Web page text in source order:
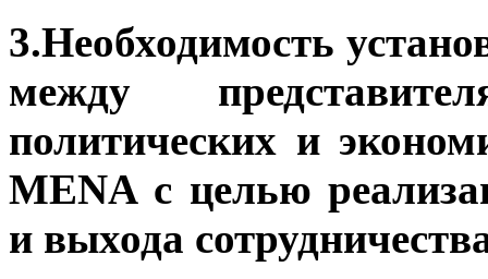
3.Необходимость
между
политических и
MENA с целью
и выхода